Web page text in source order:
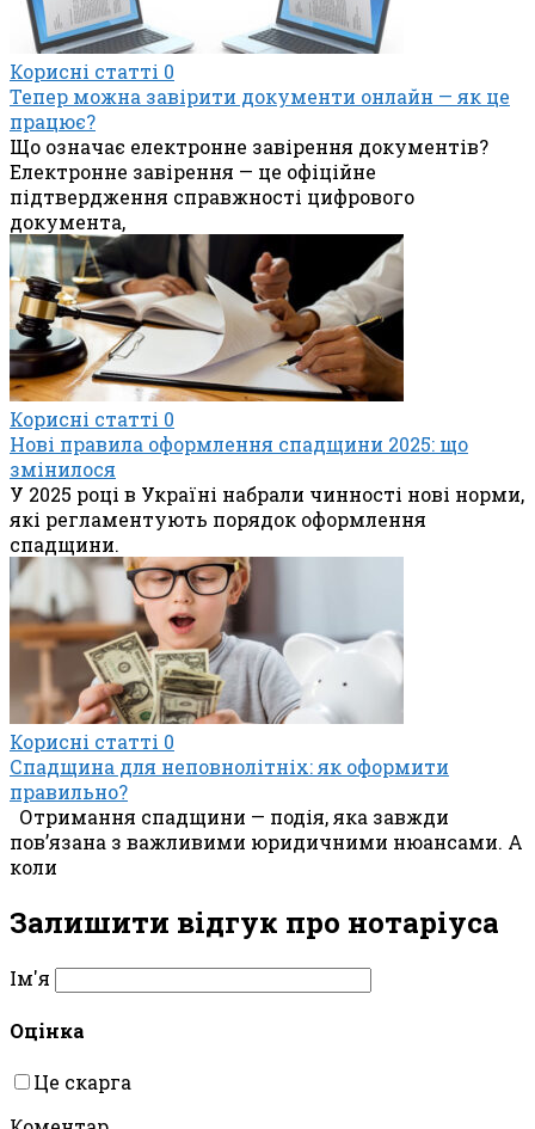
Корисні статті 0
Тепер можна завірити документи онлайн — як це
працює?
Що означає електронне завірення документів?
Електронне завірення — це офіційне
підтвердження справжності цифрового
документа,
Корисні статті 0
Нові правила оформлення спадщини 2025: що
змінилося
У 2025 році в Україні набрали чинності нові норми,
які регламентують порядок оформлення
спадщини.
Корисні статті 0
Спадщина для неповнолітніх: як оформити
правильно?
Отримання спадщини — подія, яка завжди
пов’язана з важливими юридичними нюансами. А
коли
Залишити відгук про нотаріуса
Ім'я
Оцінка
Це скарга